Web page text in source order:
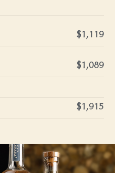
$1,119
$1,089
$1,915